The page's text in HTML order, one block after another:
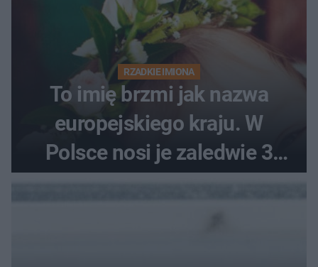
RZADKIE IMIONA
To imię brzmi jak nazwa
europejskiego kraju. W
Polsce nosi je zaledwie 3